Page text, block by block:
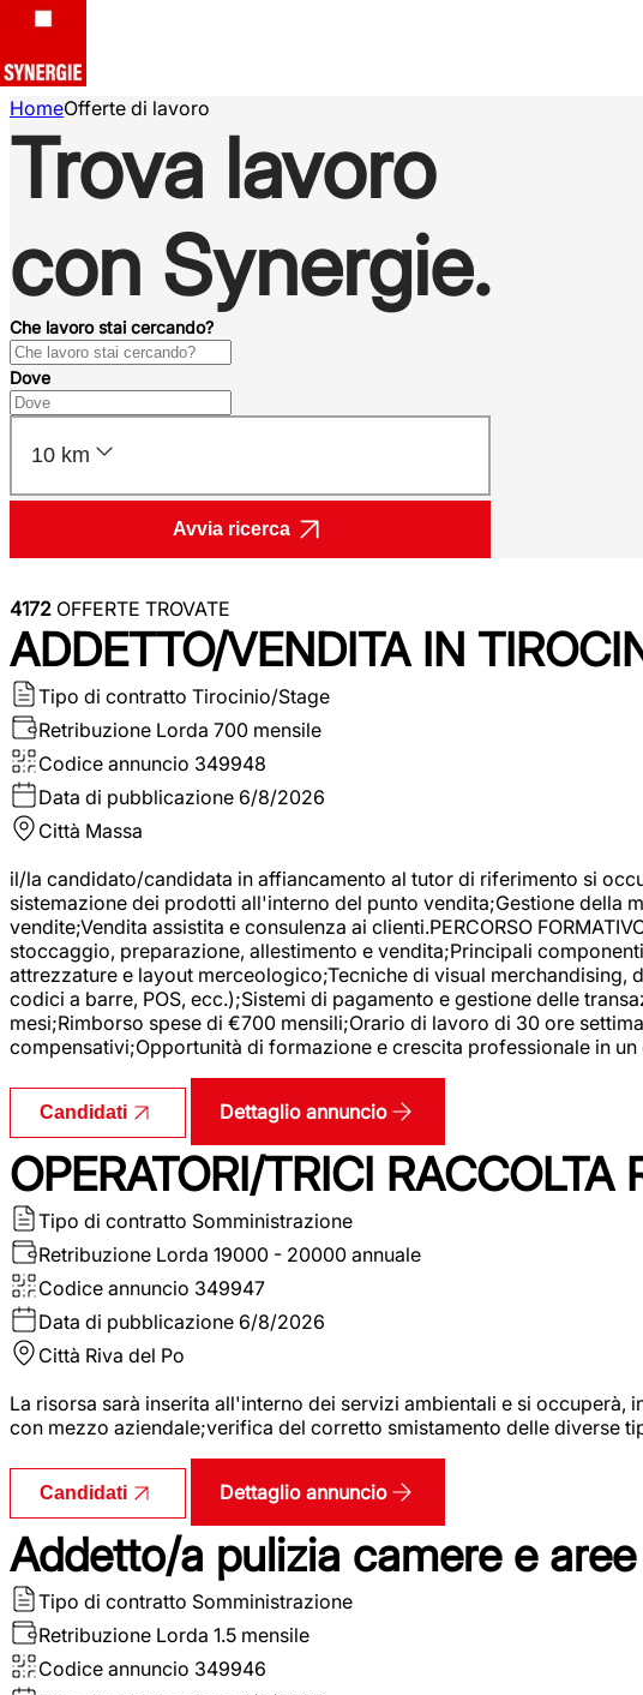
HomeOfferte di lavoro
Trova lavoro
con Synergie.
Che lavoro stai cercando?
Dove
10 km
Avvia ricerca
4172 OFFERTE TROVATE
ADDETTO/VENDITA IN
Tipo di contratto Tirocinio/Stage
Retribuzione Lorda 700 mensile
Codice annuncio 349948
Data di pubblicazione 6/8/2026
Città Massa
il/la candidato/candidata in affiancamento al tutor di riferimento si
sistemazione dei prodotti all'interno del punto vendita;Gestione della
vendite;Vendita assistita e consulenza ai clienti.PERCORSO
stoccaggio, preparazione, allestimento e vendita;Principali
attrezzature e layout merceologico;Tecniche di visual
codici a barre, POS, ecc.);Sistemi di pagamento e gestione delle
mesi;Rimborso spese di €700 mensili;Orario di lavoro di 30 ore
compensativi;Opportunità di formazione e crescita professionale in
Candidati Dettaglio annuncio
OPERATORI/TRICI RACCOLTA
Tipo di contratto Somministrazione
Retribuzione Lorda 19000 - 20000 annuale
Codice annuncio 349947
Data di pubblicazione 6/8/2026
Città Riva del Po
La risorsa sarà inserita all'interno dei servizi ambientali e si
con mezzo aziendale;verifica del corretto smistamento delle diverse
Candidati Dettaglio annuncio
Addetto/a pulizia camere e
Tipo di contratto Somministrazione
Retribuzione Lorda 1.5 mensile
Codice annuncio 349946